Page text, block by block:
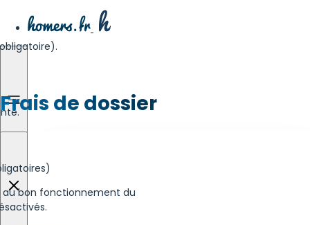
Frais de dossier
au bon fonctionnement du